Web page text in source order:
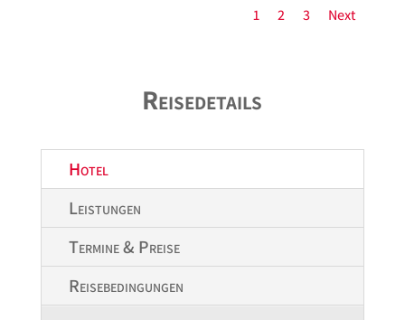
1 2 3 Next
Reisedetails
Hotel
Leistungen
Termine & Preise
Reisebedingungen